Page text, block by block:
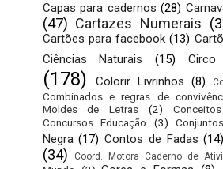
Capas para cadernos (28)
(47) Cartazes Numerais
Cartões para facebook (13)
Ciências Naturais
(15) Circo
(178)
Colorir Livrinhos (8)
Combinados e regras de
Moldes de Letras
(2)
Concursos Educação
(3) Conjuntos
Negra (17) Contos de Fadas (14)
(34)
Coord. Motora Caderno de